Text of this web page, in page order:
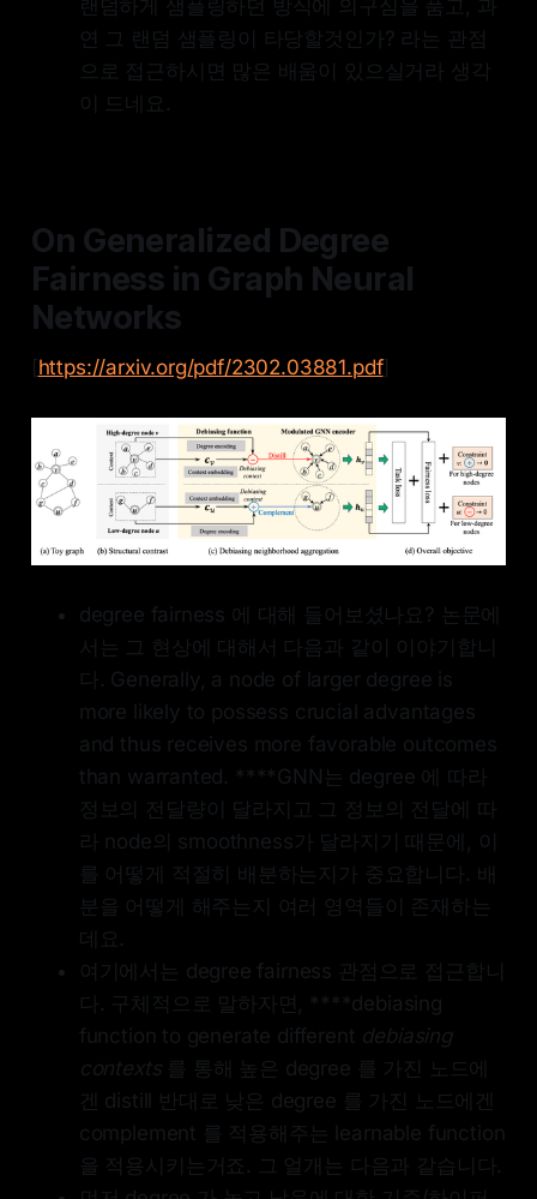
랜덤하게 샘플링하던 방식에 의구심을 품고, 과
연 그 랜덤 샘플링이 타당할것인가? 라는 관점
으로 접근하시면 많은 배움이 있으실거라 생각
이 드네요.
On Generalized Degree
Fairness in Graph Neural
Networks
[https://arxiv.org/pdf/2302.03881.pdf]
degree fairness 에 대해 들어보셨나요? 논문에
서는 그 현상에 대해서 다음과 같이 이야기합니
다. Generally, a node of larger degree is
more likely to possess crucial advantages
and thus receives more favorable outcomes
than warranted. ****GNN는 degree 에 따라
정보의 전달량이 달라지고 그 정보의 전달에 따
라 node의 smoothness가 달라지기 때문에, 이
를 어떻게 적절히 배분하는지가 중요합니다. 배
분을 어떻게 해주는지 여러 영역들이 존재하는
데요.
여기에서는 degree fairness 관점으로 접근합니
다. 구체적으로 말하자면, ****debiasing
function to generate different debiasing
contexts를 통해 높은 degree 를 가진 노드에
겐 distill 반대로 낮은 degree 를 가진 노드에겐
complement 를 적용해주는 learnable function
을 적용시키는거죠. 그 얼개는 다음과 같습니다.